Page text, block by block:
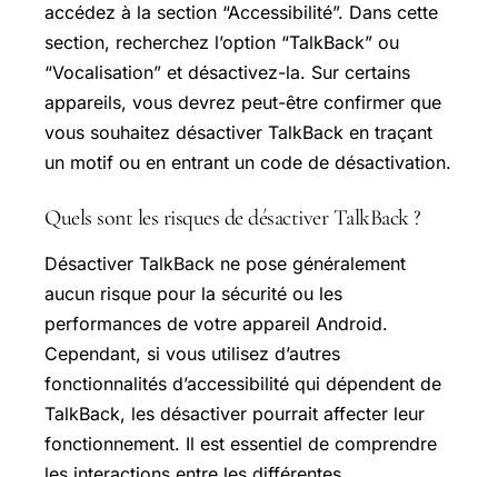
accédez à la section “Accessibilité”. Dans cette
section, recherchez l’option “TalkBack” ou
“Vocalisation” et désactivez-la. Sur certains
appareils, vous devrez peut-être confirmer que
vous souhaitez désactiver TalkBack en traçant
un motif ou en entrant un code de désactivation.
Quels sont les risques de désactiver TalkBack ?
Désactiver TalkBack ne pose généralement
aucun risque pour la sécurité ou les
performances de votre appareil Android.
Cependant, si vous utilisez d’autres
fonctionnalités d’accessibilité qui dépendent de
TalkBack, les désactiver pourrait affecter leur
fonctionnement. Il est essentiel de comprendre